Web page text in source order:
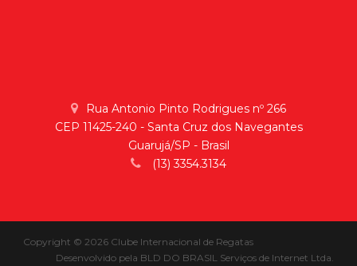
Rua Antonio Pinto Rodrigues nº 266
CEP 11425-240 - Santa Cruz dos Navegantes
Guarujá/SP - Brasil
(13) 3354.3134
Copyright © 2026 Clube Internacional de Regatas
Desenvolvido pela BLD DO BRASIL Serviços de Internet Ltda.